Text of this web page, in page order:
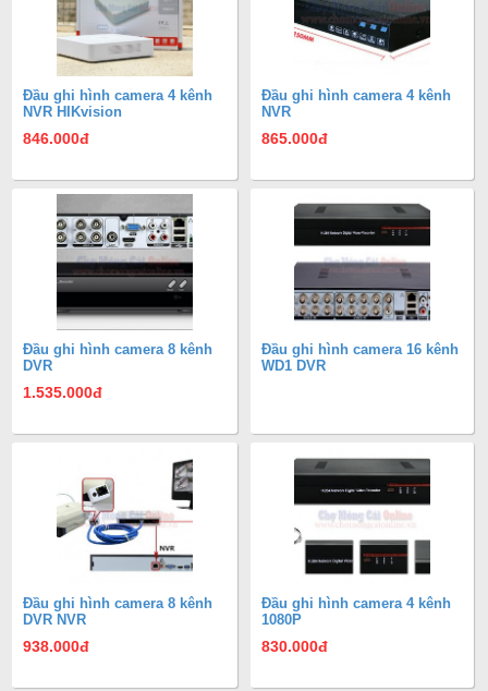
Đầu ghi hình camera 4 kênh
NVR HIKvision
846.000đ
Đầu ghi hình camera 4 kênh
NVR
865.000đ
Đầu ghi hình camera 8 kênh
DVR
1.535.000đ
Đầu ghi hình camera 16 kênh
WD1 DVR
Đầu ghi hình camera 8 kênh
DVR NVR
938.000đ
Đầu ghi hình camera 4 kênh
1080P
830.000đ